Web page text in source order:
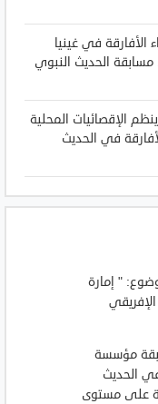
في غينيا
مسابقة الحديث النبوي
الإقصائيات المحلية
في الحديث
" إمارة
مؤسسة
الحديث
على مستوى